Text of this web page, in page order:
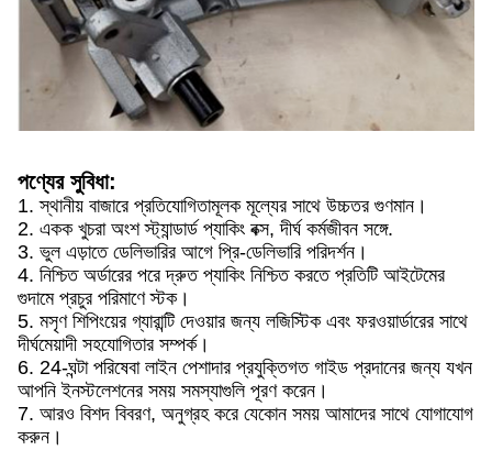
পণ্যের সুবিধা:
1. স্থানীয় বাজারে প্রতিযোগিতামূলক মূল্যের সাথে উচ্চতর গুণমান।
2. একক খুচরা অংশ স্ট্যান্ডার্ড প্যাকিং বক্স, দীর্ঘ কর্মজীবন সঙ্গে.
3. ভুল এড়াতে ডেলিভারির আগে প্রি-ডেলিভারি পরিদর্শন।
4. নিশ্চিত অর্ডারের পরে দ্রুত প্যাকিং নিশ্চিত করতে প্রতিটি আইটেমের
গুদামে প্রচুর পরিমাণে স্টক।
5. মসৃণ শিপিংয়ের গ্যারান্টি দেওয়ার জন্য লজিস্টিক এবং ফরওয়ার্ডারের সাথে
দীর্ঘমেয়াদী সহযোগিতার সম্পর্ক।
6. 24-ঘন্টা পরিষেবা লাইন পেশাদার প্রযুক্তিগত গাইড প্রদানের জন্য যখন
আপনি ইনস্টলেশনের সময় সমস্যাগুলি পূরণ করেন।
7. আরও বিশদ বিবরণ, অনুগ্রহ করে যেকোন সময় আমাদের সাথে যোগাযোগ
করুন।